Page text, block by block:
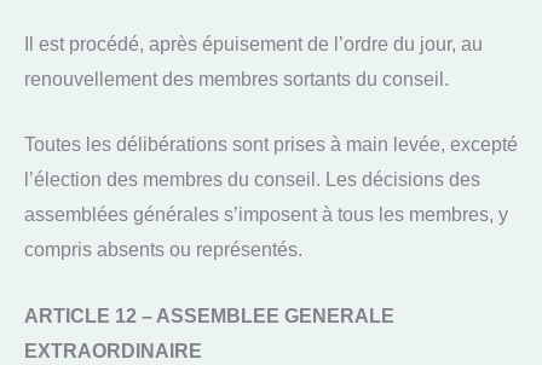
Il est procédé, après épuisement de l’ordre du jour, au
renouvellement des membres sortants du conseil.
Toutes les délibérations sont prises à main levée, excepté
l’élection des membres du conseil. Les décisions des
assemblées générales s’imposent à tous les membres, y
compris absents ou représentés.
ARTICLE 12 – ASSEMBLEE GENERALE
EXTRAORDINAIRE